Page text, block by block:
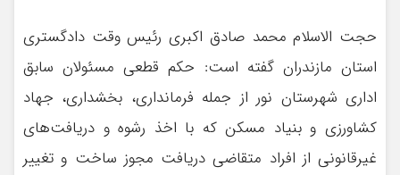
حجت الاسلام محمد صادق اکبری رئیس وقت دادگستری
استان مازندران گفته است: حکم قطعی مسئولان سابق
اداری شهرستان نور از جمله فرمانداری، بخشداری، جهاد
کشاورزی و بنیاد مسکن که با اخذ رشوه و دریافت‌های
غیرقانونی از افراد متقاضی دریافت مجوز ساخت و تغییر